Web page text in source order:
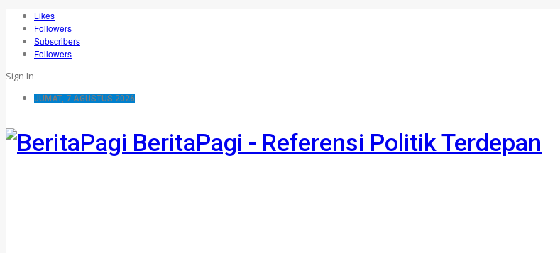
Likes
Followers
Subscribers
Followers
Sign In
JUMAT, 7 AGUSTUS 2026
BeritaPagi - Referensi Politik Terdepan